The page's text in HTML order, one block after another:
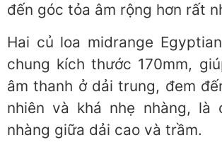
đến góc tỏa âm rộng hơn rất
Hai củ loa midrange
chung kích thước 170mm,
âm thanh ở dải trung, đem
nhiên và khá nhẹ nhàng, là
nhàng giữa dải cao và trầm.